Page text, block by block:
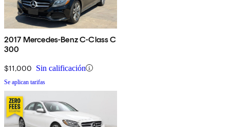
2017 Mercedes-Benz C-Class C
300
$11,000 Sin calificación
Se aplican tarifas